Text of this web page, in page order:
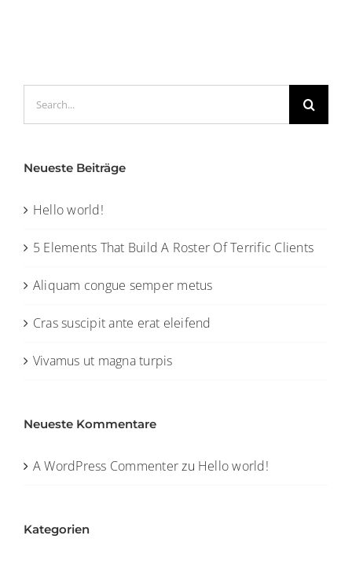
Neueste Beiträge
Hello world!
5 Elements That Build A Roster Of Terrific Clients
Aliquam congue semper metus
Cras suscipit ante erat eleifend
Vivamus ut magna turpis
Neueste Kommentare
A WordPress Commenterzu Hello world!
Kategorien